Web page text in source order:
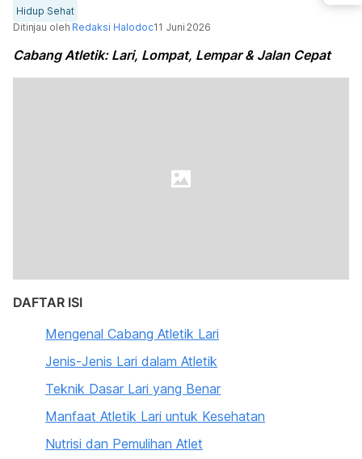
Hidup Sehat
Ditinjau oleh Redaksi Halodoc11 Juni 2026
Cabang Atletik: Lari, Lompat, Lempar & Jalan Cepat
DAFTAR ISI
Mengenal Cabang Atletik Lari
Jenis-Jenis Lari dalam Atletik
Teknik Dasar Lari yang Benar
Manfaat Atletik Lari untuk Kesehatan
Nutrisi dan Pemulihan Atlet